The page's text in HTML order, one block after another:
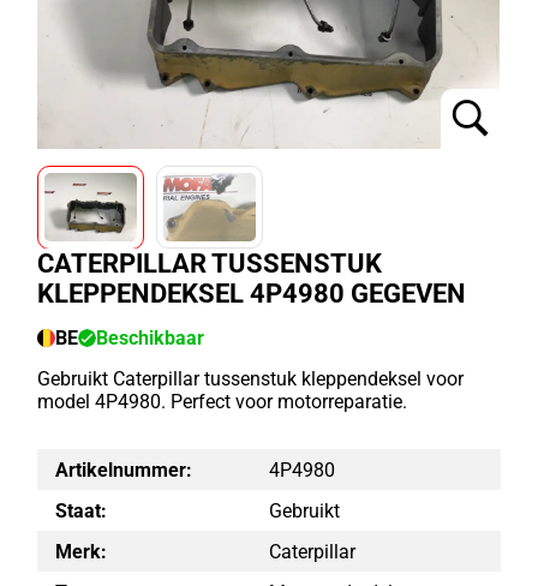
CATERPILLAR TUSSENSTUK
KLEPPENDEKSEL 4P4980 GEGEVEN
BE
Beschikbaar
Gebruikt Caterpillar tussenstuk kleppendeksel voor
model 4P4980. Perfect voor motorreparatie.
Artikelnummer:
4P4980
Staat:
Gebruikt
Merk:
Caterpillar